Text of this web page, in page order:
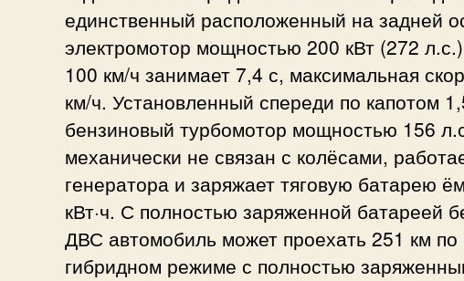
единственный расположенный на задней
электромотор мощностью 200 кВт (272
100 км/ч занимает 7,4 с, максимальная
км/ч. Установленный спереди по капотом
бензиновый турбомотор мощностью 156
механически не связан с колёсами,
генератора и заряжает тяговую батарею
кВт·ч. С полностью заряженной батареей
ДВС автомобиль может проехать 251 км по
гибридном режиме с полностью